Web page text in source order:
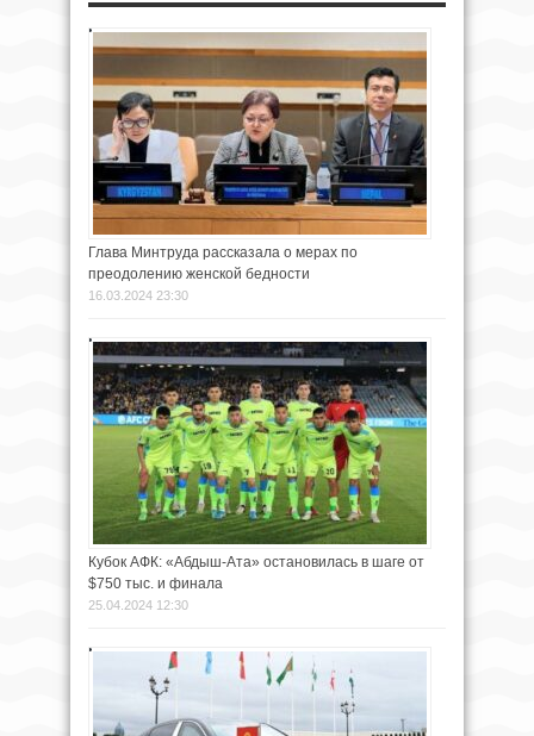
Глава Минтруда рассказала о мерах по
преодолению женской бедности
16.03.2024 23:30
Кубок АФК: «Абдыш-Ата» остановилась в шаге от
$750 тыс. и финала
25.04.2024 12:30